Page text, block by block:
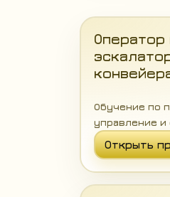
Оператор
Обучение по
управление и
Открыть